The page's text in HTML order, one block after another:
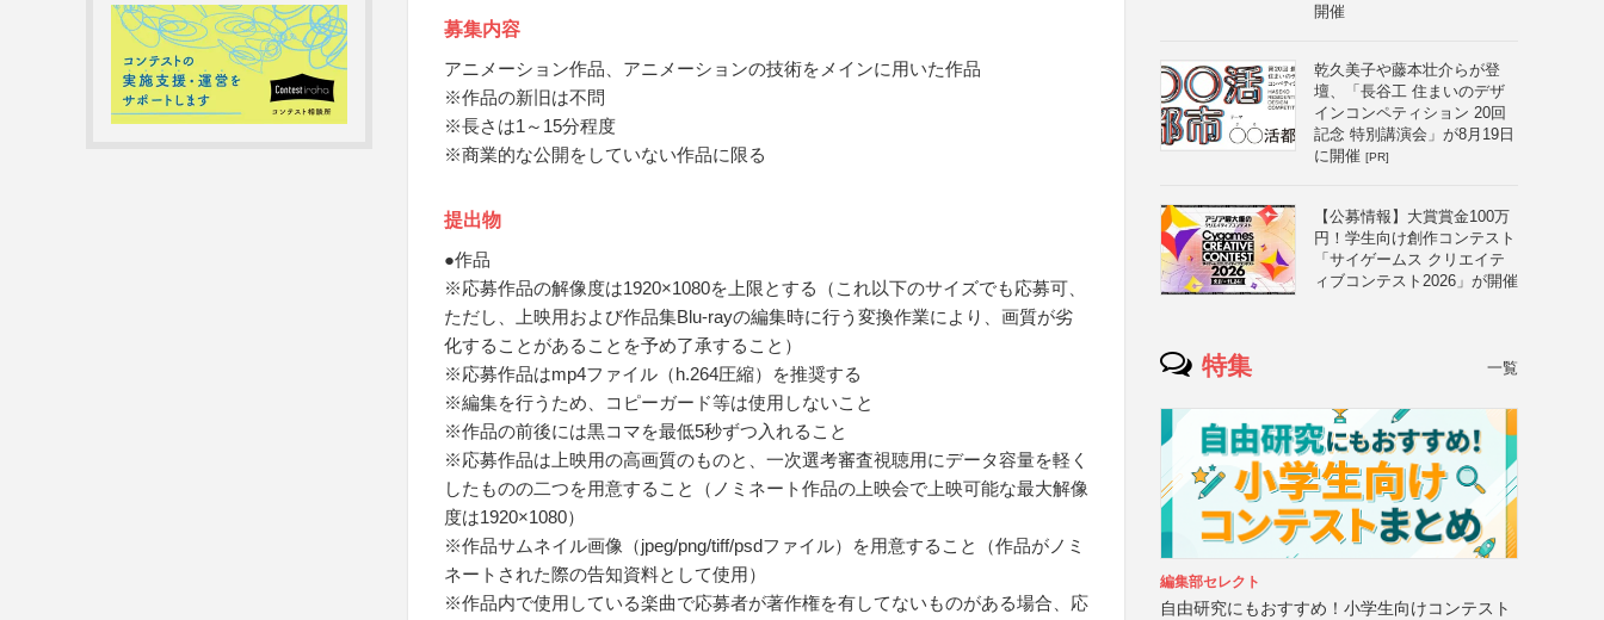
募集内容
アニメーション作品、アニメーションの技術をメインに用いた作品
※作品の新旧は不問
※長さは1～15分程度
※商業的な公開をしていない作品に限る
提出物
●作品
※応募作品の解像度は1920×1080を上限とする（これ以下のサイズでも応募可、
ただし、上映用および作品集Blu-rayの編集時に行う変換作業により、画質が劣
化することがあることを予め了承すること）
※応募作品はmp4ファイル（h.264圧縮）を推奨する
※編集を行うため、コピーガード等は使用しないこと
※作品の前後には黒コマを最低5秒ずつ入れること
※応募作品は上映用の高画質のものと、一次選考審査視聴用にデータ容量を軽く
したものの二つを用意すること（ノミネート作品の上映会で上映可能な最大解像
度は1920×1080）
※作品サムネイル画像（jpeg/png/tiff/psdファイル）を用意すること（作品がノミ
ネートされた際の告知資料として使用）
※作品内で使用している楽曲で応募者が著作権を有してないものがある場合、応
開催
乾久美子や藤本壮介らが登
壇、「長谷工 住まいのデザ
インコンペティション 20回
記念 特別講演会」が8月19日
に開催 [PR]
【公募情報】大賞賞金100万
円！学生向け創作コンテスト
「サイゲームス クリエイテ
ィブコンテスト2026」が開催
特集 一覧
編集部セレクト
自由研究にもおすすめ！小学生向けコンテスト